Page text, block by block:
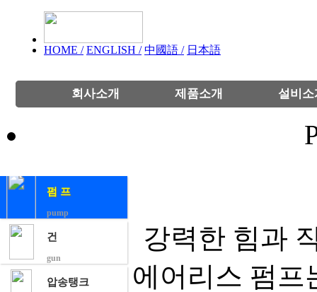
HOME / ENGLISH / 中國語 / 日本語
회사소개 제품소개 설비소
펌 프
pump
건
gun
압송탱크
강력한 힘과
에어리스 펌프